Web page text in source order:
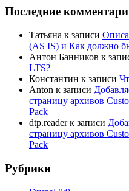
Последние
Татьяна к записи
(AS IS) и Как должно
Антон Банников к
LTS?
Константин к записи
Anton к записи
страницу архивов
Pack
dtp.readerк записи
страницу архивов
Pack
Рубрики